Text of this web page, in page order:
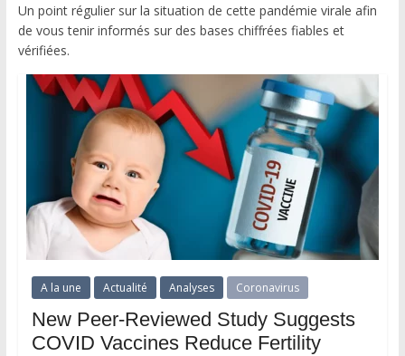
Un point régulier sur la situation de cette pandémie virale afin
de vous tenir informés sur des bases chiffrées fiables et
vérifiées.
A la une Actualité Analyses Coronavirus
New Peer-Reviewed Study Suggests
COVID Vaccines Reduce Fertility